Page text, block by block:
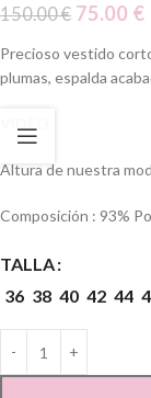
150.00€ 75.00 €
Precioso vestido
plumas, espalda
Altura de nuestra
Composición : 93%
TALLA
36 38 40 42 44